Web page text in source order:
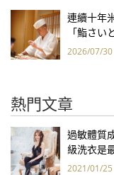
連續十年
「鮨さ
2026/07/30
熱門文章
過敏體質
級洗衣是
2021/01/25